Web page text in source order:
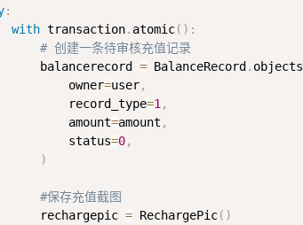
:
with transaction. atomic( ) :
# 创建一条待审核充值记录
balancerecord
= BalanceRecord. objects
owner
=user,
record_type
=1 ,
amount
=amount ,
status
=0,
)
#保存充值截图
rechargepic
= RechargePic( )